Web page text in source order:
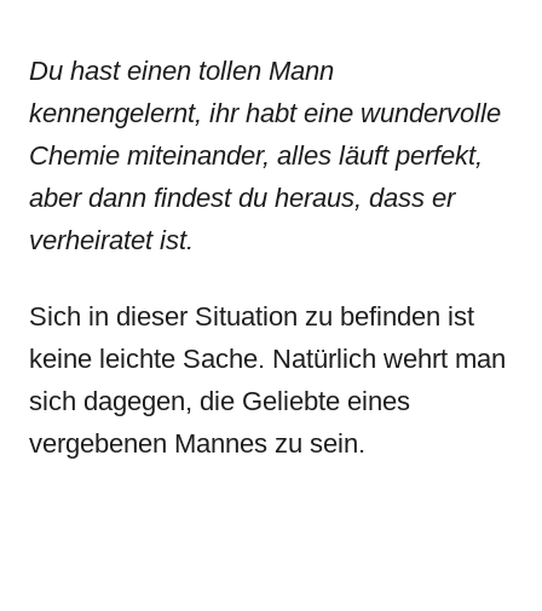
Du hast einen tollen Mann
kennengelernt, ihr habt eine wundervolle
Chemie miteinander, alles läuft perfekt,
aber dann findest du heraus, dass er
verheiratet ist.
Sich in dieser Situation zu befinden ist
keine leichte Sache. Natürlich wehrt man
sich dagegen, die Geliebte eines
vergebenen Mannes zu sein.